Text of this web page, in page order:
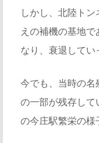
しかし、北陸ト
えの補機の基地
なり、衰退してい
今でも、当時の
の一部が残存して
の今庄駅繁栄の様